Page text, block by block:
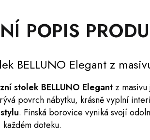
POPIS
BELLUNO Elegant z
stolek BELLUNO Elegantz
povrch nábytku, krásně vyplní
. Finská borovice vyniká svojí
doteku.